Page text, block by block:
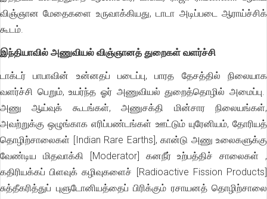
விஞ்ஞான மேதைகளை உருவாக்கியது, டாடா அடிப்படை ஆராய்ச்சிக்
கூடம்.
இந்தியாவில் அணுவியல் விஞ்ஞானத் துறைகள் வளர்ச்சி
டாக்டர் பாபாவின் உன்னதப் படைப்பு, பாரத தேசத்தில் நிலையாக
வளர்ச்சி பெறும், உயர்ந்த ஓர் அணுவியல் துறைத்தொழில் அமைப்பு.
அணு ஆய்வுக் கூடங்கள், அணுசக்தி மின்சார நிலையங்கள்,
அவற்றுக்கு ஒழுங்காக எரிப்பண்டங்கள் ஊட்டும் யுரேனியம், தோரியத்
தொழிற்சாலைகள் [Indian Rare Earths], கான்டு அணு உலைகளுக்கு
வேண்டிய மிதவாக்கி [Moderator] கனநீர் உற்பத்திச் சாலைகள் ,
கதிரியக்கப் பிளவுக் கழிவுகளைச் [Radioactive Fission Products]
சுத்தீகரித்துப் புளுடோனியத்தைப் பிரிக்கும் ரசாயனத் தொழிற்சாலை